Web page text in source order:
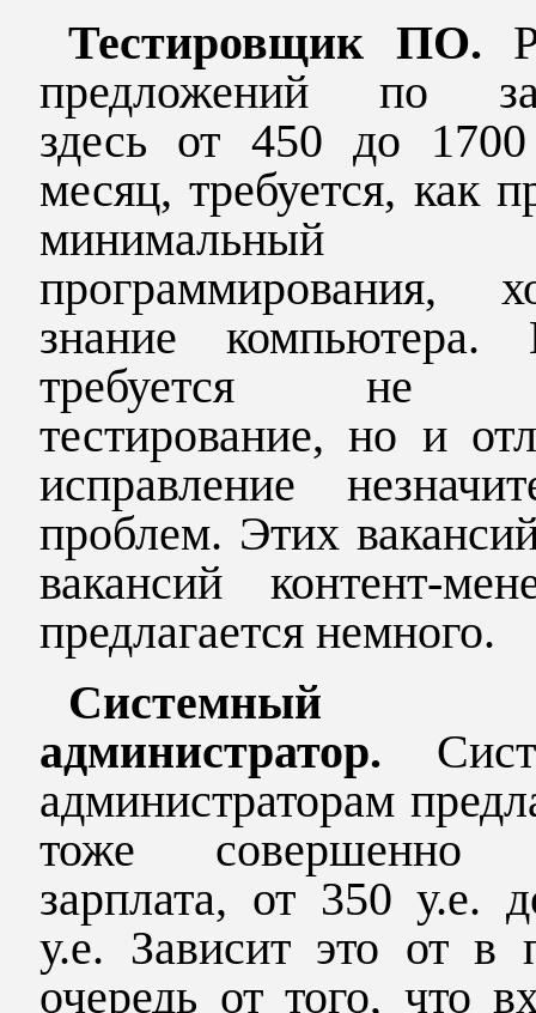
Тестировщик ПО.
предложений по
здесь от 450 до
месяц, требуется, как
минимальный
программирования,
знание компьютера.
требуется не
тестирование, но и
исправление
проблем. Этих
вакансий контент-
предлагается немного.
Системный
администратор.
администраторам
тоже совершенно
зарплата, от 350 у.е.
у.е. Зависит это от в
очередь от того, что